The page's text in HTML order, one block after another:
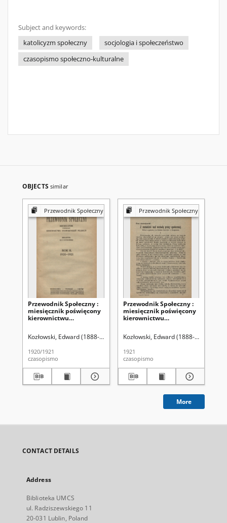
Subject and keywords:
katolicyzm społeczny
socjologia i społeczeństwo
czasopismo społeczno-kulturalne
OBJECTS similar
Przewodnik Społeczny
Przewodnik Społeczny :
miesięcznik poświęcony
kierownictwu
Kozłowski, Edward (1888-1940) Redakcja Zjednoczenie Stowarzyszeń
1920/1921
czasopismo
Przewodnik Społeczny
Przewodnik Społeczny :
miesięcznik poświęcony
kierownictwu
Kozłowski, Edward (1888-1940)
1921
czasopismo
More
CONTACT DETAILS
Address
Biblioteka UMCS
ul. Radziszewskiego 11
20-031 Lublin, Poland